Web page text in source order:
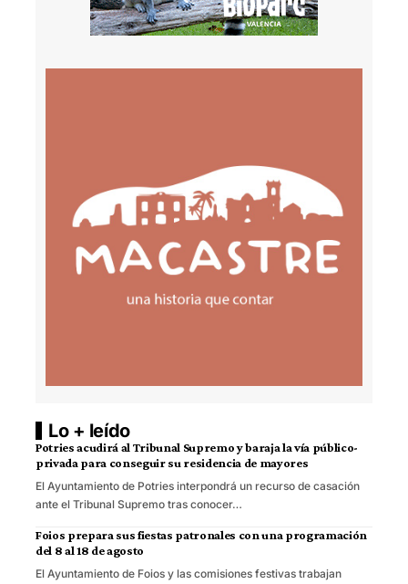
Lo + leído
Potries acudirá al Tribunal Supremo y baraja la vía público-
privada para conseguir su residencia de mayores
El Ayuntamiento de Potries interpondrá un recurso de casación
ante el Tribunal Supremo tras conocer…
Foios prepara sus fiestas patronales con una programación
del 8 al 18 de agosto
El Ayuntamiento de Foios y las comisiones festivas trabajan